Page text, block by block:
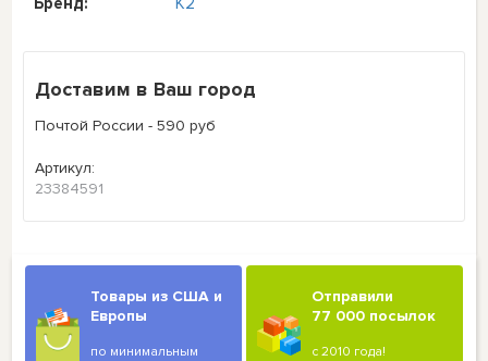
Доставим в Ваш город
Почтой России - 590 руб
Артикул:
23384591
Товары из США и
Европы
по минимальным
Отправили
77 000 посылок
с 2010 года!